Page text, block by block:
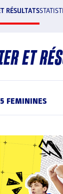
RÉSULTATS
ET
FEMININES